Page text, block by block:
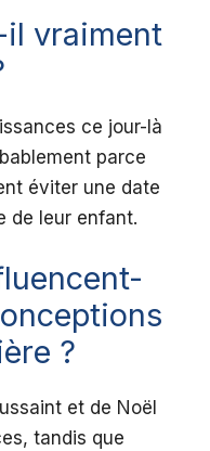
il vraiment
ce jour-là
parce
éviter une date
de leur enfant.
?
et de Noël
tandis que